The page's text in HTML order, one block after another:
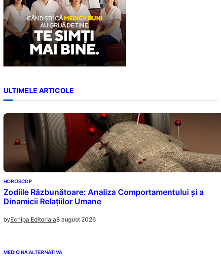
ULTIMELE ARTICOLE
HOROSCOP
Zodiile Răzbunătoare: Analiza Comportamentului și a
Dinamicii Relațiilor Umane
byEchipa Editoriala8 august 2026
MEDICINA ALTERNATIVA